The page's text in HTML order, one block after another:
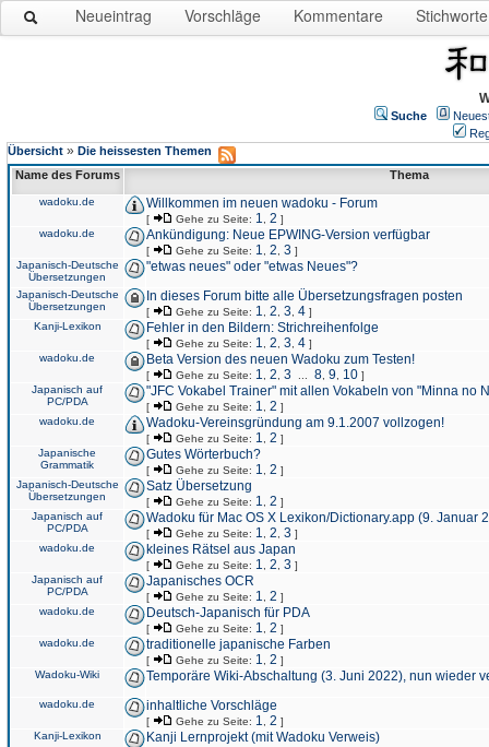
Neueintrag Vorschläge Kommentare Stichworte
Suche
Übersicht » Die heissesten Themen
Name des Forums
Thema
wadoku.de Willkommen im neuen wadoku - Forum
[ Gehe zu Seite: 1 2 ]
wadoku.de
Ankündigung: Neue EPWING-Version verfügbar
[ Gehe zu Seite: 1 2 3 ]
Japanisch-Deutsche
Übersetzungen
"etwas neues" oder "etwas Neues"?
Japanisch-Deutsche
Übersetzungen
In dieses Forum bitte alle Übersetzungsfragen posten
[ Gehe zu Seite: 1 2 3 4 ]
Kanji-Lexikon
Fehler in den Bildern: Strichreihenfolge
[ Gehe zu Seite: 1 2 3 4 ]
wadoku.de
Beta Version des neuen Wadoku zum Testen!
[ Gehe zu Seite: 1 2 3 8 9 10 ]
Japanisch auf
PC/PDA
"JFC Vokabel Trainer" mit allen Vokabeln von "Minna no
[ Gehe zu Seite: 1 2 ]
wadoku.de
Wadoku-Vereinsgründung am 9.1.2007 vollzogen!
[ Gehe zu Seite: 1 2 ]
Japanische
Grammatik
Gutes Wörterbuch?
[ Gehe zu Seite: 1 2 ]
Japanisch-Deutsche
Übersetzungen
Satz Übersetzung
[ Gehe zu Seite: 1 2 ]
Japanisch auf
PC/PDA
Wadoku für Mac OS X Lexikon/Dictionary.app (9. Januar
[ Gehe zu Seite: 1 2 3 ]
wadoku.de
kleines Rätsel aus Japan
[ Gehe zu Seite: 1 2 3 ]
Japanisch auf
PC/PDA
Japanisches OCR
[ Gehe zu Seite: 1 2 ]
wadoku.de
Deutsch-Japanisch für PDA
[ Gehe zu Seite: 1 2 ]
wadoku.de
traditionelle japanische Farben
[ Gehe zu Seite: 1 2 ]
Wadoku-Wiki
Temporäre Wiki-Abschaltung (3. Juni 2022), nun wieder
wadoku.de inhaltliche Vorschläge
[ Gehe zu Seite: 1 2 ]
Kanji-Lexikon
Kanji Lernprojekt (mit Wadoku Verweis)